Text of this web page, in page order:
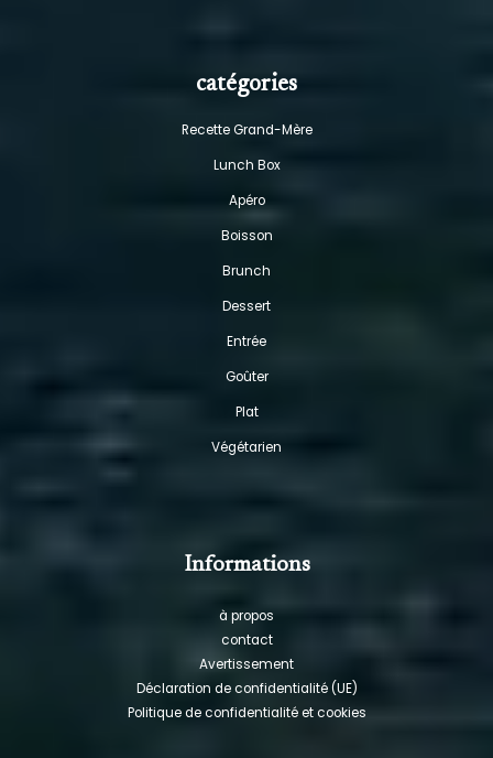
catégories
Recette Grand-Mère
Lunch Box
Apéro
Boisson
Brunch
Dessert
Entrée
Goûter
Plat
Végétarien
Informations
à propos
contact
Avertissement
Déclaration de confidentialité (UE)
Politique de confidentialité et cookies